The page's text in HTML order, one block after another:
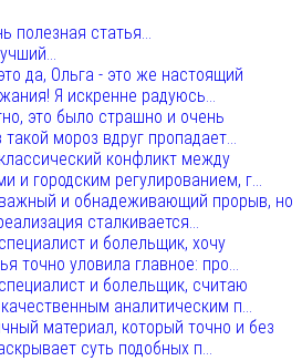
полезная статья...
да, Ольга - это же настоящий
Я искренне радуюсь...
это было страшно и очень
мороз вдруг пропадает...
конфликт между
и городским регулированием, г...
и обнадеживающий прорыв, но
сталкивается...
и болельщик, хочу
точно уловила главное: про...
и болельщик, считаю
аналитическим п...
материал, который точно и без
суть подобных п...